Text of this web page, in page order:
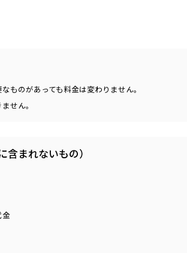
ものがあっても料金は変わりません。
せん。
含まれないもの）
金